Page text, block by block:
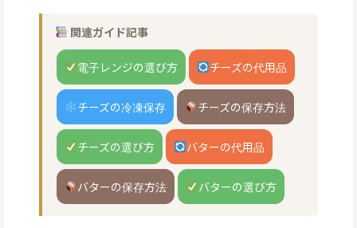
関連ガイド記事
電子レンジの選び方 チーズの代用品
チーズの冷凍保存 チーズの保存方法
チーズの選び方 バターの代用品
バターの保存方法 バターの選び方